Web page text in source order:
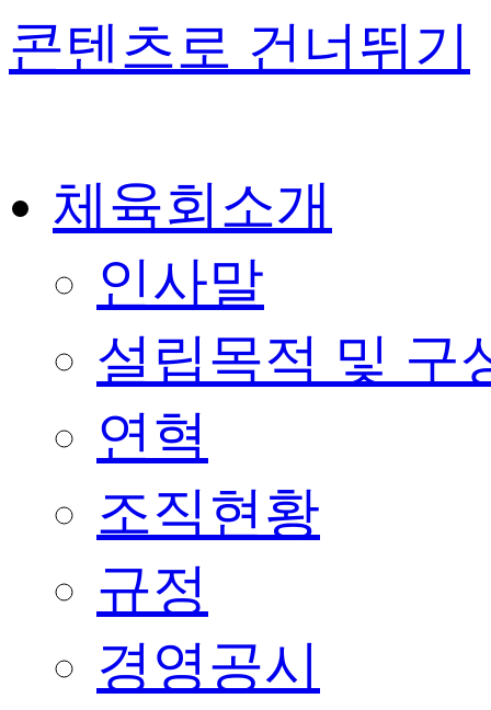
콘텐츠로 건너뛰기
체육회소개
인사말
설립목적 및 구
연혁
조직현황
규정
경영공시